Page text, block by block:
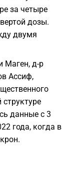
за четыре
дозы.
двумя
Маген, д-р
Ассиф,
данные с 3
года, когда в